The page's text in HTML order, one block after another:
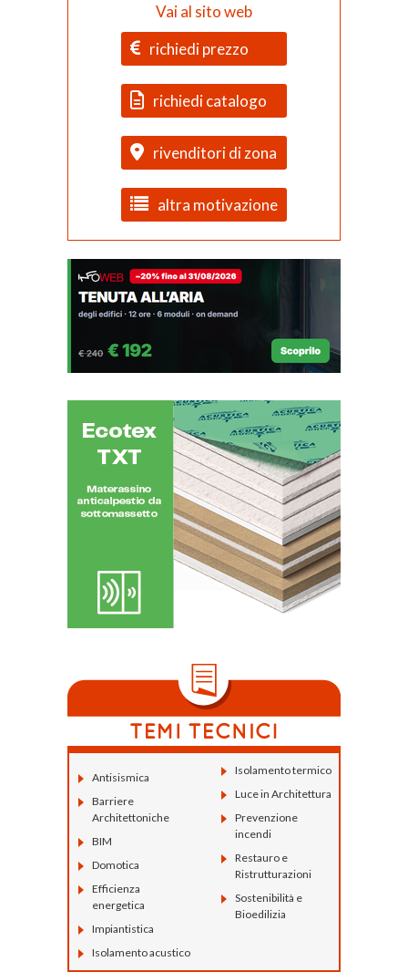
Vai al sito web
richiedi prezzo
richiedi catalogo
rivenditori di zona
altra motivazione
Antisismica
Barriere
Architettoniche
BIM
Domotica
Efficienza
energetica
Impiantistica
Isolamento acustico
Isolamento termico
Luce in Architettura
Prevenzione
incendi
Restauro e
Ristrutturazioni
Sostenibilità e
Bioedilizia